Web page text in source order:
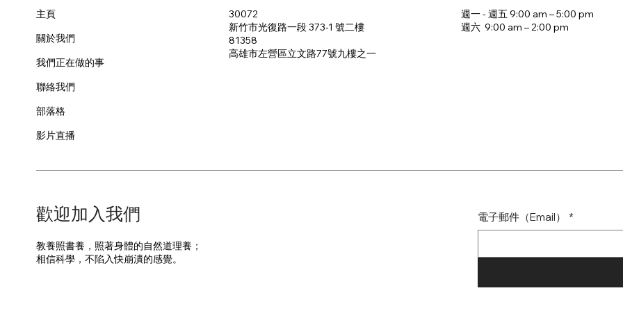
主頁
關於我們
我們正在做的事
聯絡我們
部落格
影片直播
30072
新竹市光復路一段 373-1 號二樓
81358
​高雄市左營區立文路77號九樓之一
週一 - 週五 9:00 am – 5:00 pm
週六 9:00 am – 2:00 pm​
​歡迎加入我們
教養照書養，照著身體的自然道理養；
​相信科學，不陷入快崩潰的感覺。
電子郵件（Email） *